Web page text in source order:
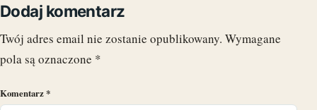
Dodaj komentarz
Twój adres email nie zostanie opublikowany. Wymagane
pola są oznaczone *
Komentarz*